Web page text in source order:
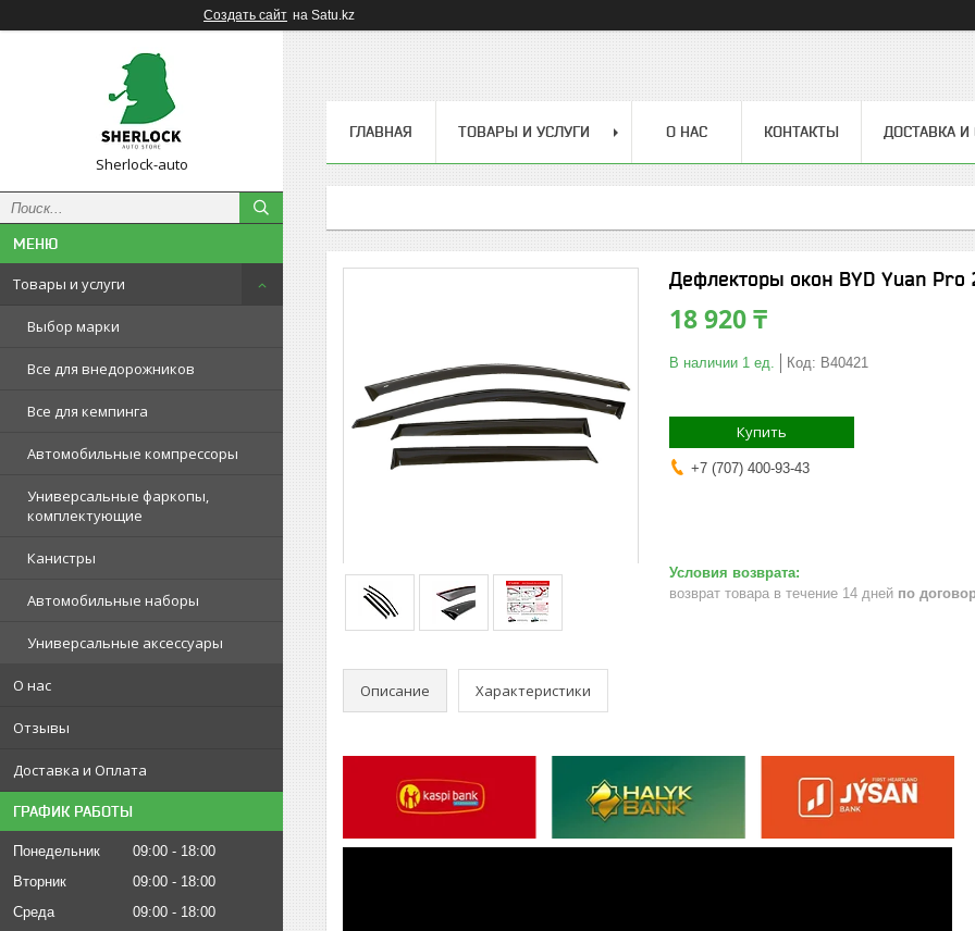
Создать сайт на Satu.kz
Sherlock-auto
Товары и услуги
Выбор марки
Все для внедорожников
Все для кемпинга
Автомобильные компрессоры
Универсальные фаркопы,
комплектующие
Канистры
Автомобильные наборы
Универсальные аксессуары
О нас
Отзывы
Доставка и Оплата
ГРАФИК РАБОТЫ
Понедельник 09:00
18:00
Вторник
09:00
18:00
Среда
09:00
18:00
ГЛАВНАЯ ТОВАРЫ И УСЛУГИ О НАС КОНТАКТЫ ДОСТАВКА И
Дефлекторы окон BYD Yuan Pro
18 920 ₸
В наличии 1 ед. Код: B40421
Купить
+7 (707) 400-93-43
возврат товара в течение 14 дней по
Описание Характеристики